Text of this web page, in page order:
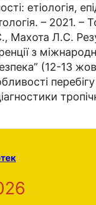
етіологія,
– 2021.
Л.С.
з
(12-13